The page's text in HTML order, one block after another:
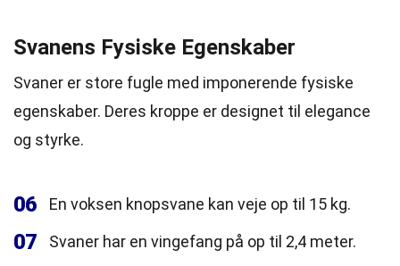
Svanens Fysiske Egenskaber
Svaner er store fugle med imponerende fysiske
egenskaber. Deres kroppe er designet til elegance
og styrke.
06 En voksen knopsvane kan veje op til 15 kg.
07 Svaner har en vingefang på op til 2,4 meter.